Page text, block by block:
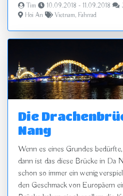
Tim 10.09.2018 - 11.09.2018
Hoi An
Vietnam, Fahrrad
Die
Nang
Wenn es eines Grundes
dann ist das diese Brücke in Da
schon so immer ein wenig
den Geschmack von Europäern